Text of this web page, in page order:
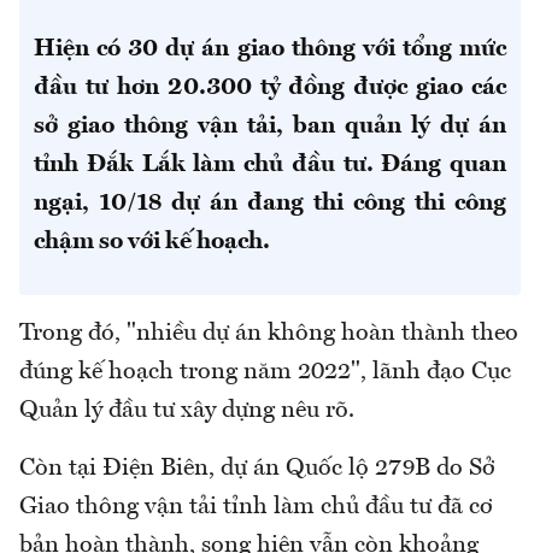
Hiện có 30 dự án giao thông với tổng mức
đầu tư hơn 20.300 tỷ đồng được giao các
sở giao thông vận tải, ban quản lý dự án
tỉnh Đắk Lắk làm chủ đầu tư. Đáng quan
ngại, 10/18 dự án đang thi công thi công
chậm so với kế hoạch.
Trong đó, "nhiều dự án không hoàn thành theo
đúng kế hoạch trong năm 2022", lãnh đạo Cục
Quản lý đầu tư xây dựng nêu rõ.
Còn tại Điện Biên, dự án Quốc lộ 279B do Sở
Giao thông vận tải tỉnh làm chủ đầu tư đã cơ
bản hoàn thành, song hiện vẫn còn khoảng